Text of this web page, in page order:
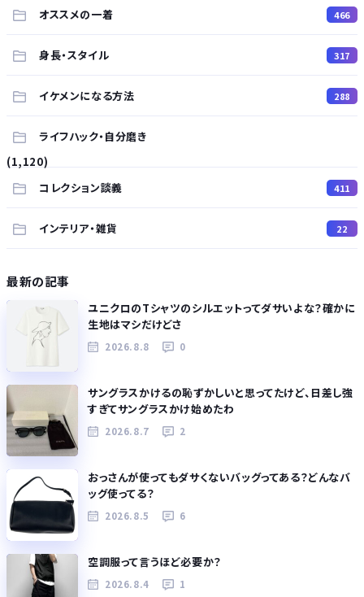
オススメの一着 466
身長・スタイル 317
イケメンになる方法 288
ライフハック・自分磨き
(1,120)
コレクション談義
411
インテリア・雑貨 22
最新の記事
ユニクロのTシャツのシルエットってダサいよな？確かに
生地はマシだけどさ
2026.8.8 0
サングラスかけるの恥ずかしいと思ってたけど、日差し強
すぎてサングラスかけ始めたわ
2026.8.7 2
おっさんが使ってもダサくないバッグってある？どんなバ
ッグ使ってる？
2026.8.5 6
空調服って言うほど必要か？
2026.8.4 1